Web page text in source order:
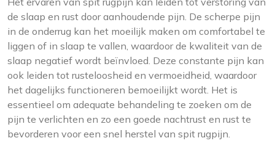
de slaap en rust door aanhoudende pijn. De scherpe pijn
in de onderrug kan het moeilijk maken om comfortabel te
liggen of in slaap te vallen, waardoor de kwaliteit van de
slaap negatief wordt beïnvloed. Deze constante pijn kan
ook leiden tot rusteloosheid en vermoeidheid, waardoor
het dagelijks functioneren bemoeilijkt wordt. Het is
essentieel om adequate behandeling te zoeken om de
pijn te verlichten en zo een goede nachtrust en rust te
bevorderen voor een snel herstel van spit rugpijn.